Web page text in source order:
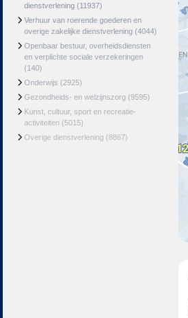
dienstverlening (11937)
Verhuur van roerende goederen en
overige zakelijke dienstverlening (4044)
Openbaar bestuur, overheidsdiensten
en verplichte sociale verzekeringen
(140)
Onderwijs (2925)
Gezondheids- en welzijnszorg (9595)
Kunst, cultuur, sport en recreatie-
activiteiten (5015)
Overige dienstverlening (8867)